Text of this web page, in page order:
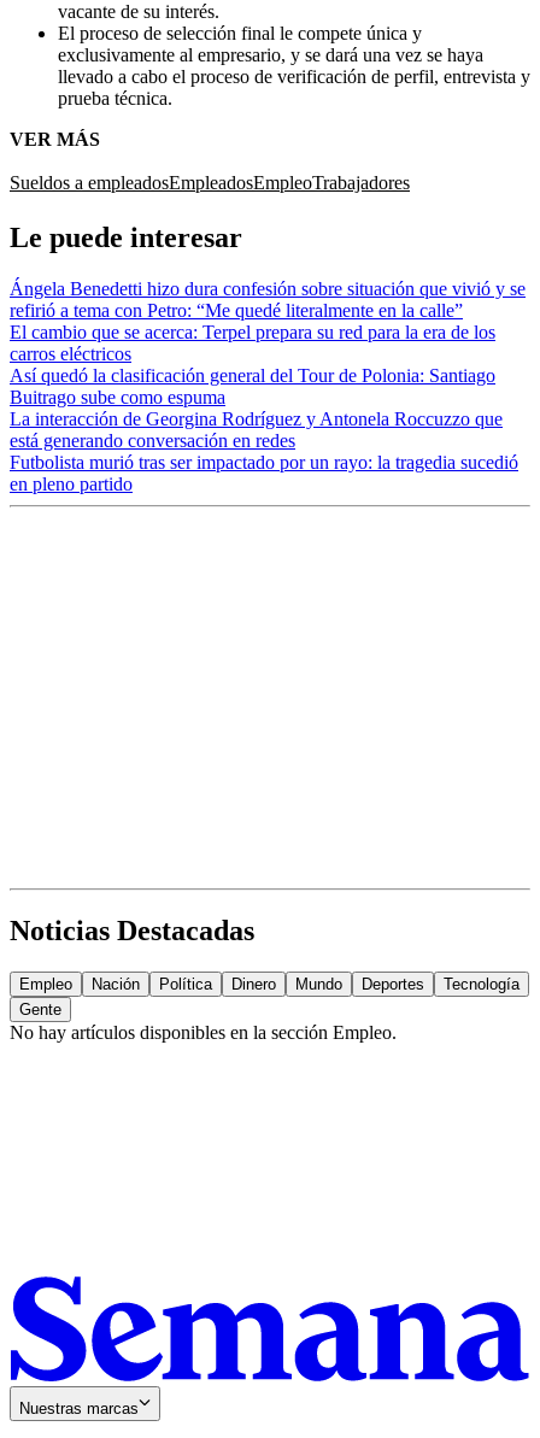
vacante de su interés.
El proceso de selección final le compete única y
exclusivamente al empresario, y se dará una vez se haya
llevado a cabo el proceso de verificación de perfil, entrevista y
prueba técnica.
VER MÁS
Sueldos a empleadosEmpleadosEmpleoTrabajadores
Le puede interesar
Ángela Benedetti hizo dura confesión sobre situación que vivió y se
refirió a tema con Petro: “Me quedé literalmente en la calle”
El cambio que se acerca: Terpel prepara su red para la era de los
carros eléctricos
Así quedó la clasificación general del Tour de Polonia: Santiago
Buitrago sube como espuma
La interacción de Georgina Rodríguez y Antonela Roccuzzo que
está generando conversación en redes
Futbolista murió tras ser impactado por un rayo: la tragedia sucedió
en pleno partido
Noticias Destacadas
Empleo Nación Política Dinero Mundo Deportes
Tecnología
Gente
No hay artículos disponibles en la sección Empleo.
Nuestras marcas